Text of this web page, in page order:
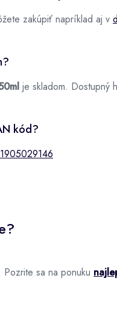
zakúpiť napríklad aj v
je skladom. Dostupný
kód?
sa na ponuku